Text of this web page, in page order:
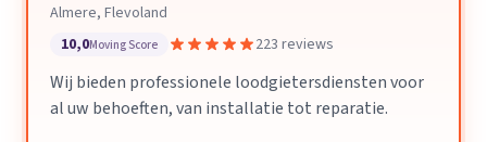
Almere, Flevoland
10,0Moving Score 223 reviews
Wij bieden professionele loodgietersdiensten voor
al uw behoeften, van installatie tot reparatie.